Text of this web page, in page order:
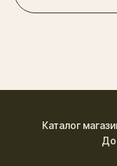
Каталог